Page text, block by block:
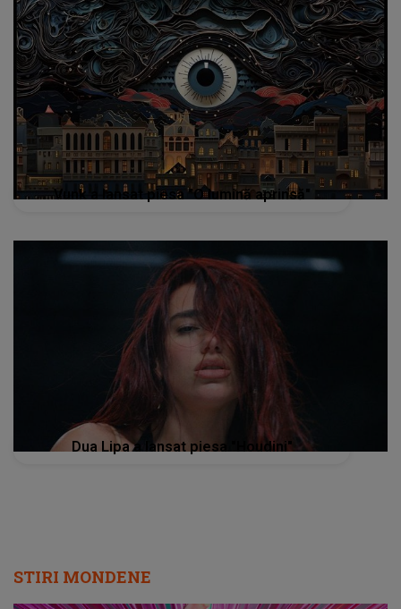
Vunk a lansat piesa "O lumină aprinsă"
Dua Lipa a lansat piesa "Houdini"
STIRI MONDENE